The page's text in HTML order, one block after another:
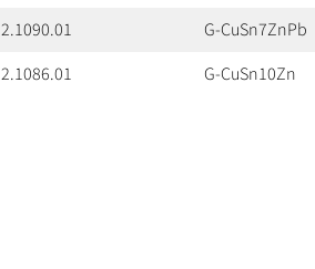
2.1090.01
G-CuSn7ZnPb
2.1086.01
G-CuSn10Zn